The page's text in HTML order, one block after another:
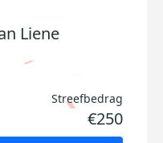
Liene
Streefbedrag
€250